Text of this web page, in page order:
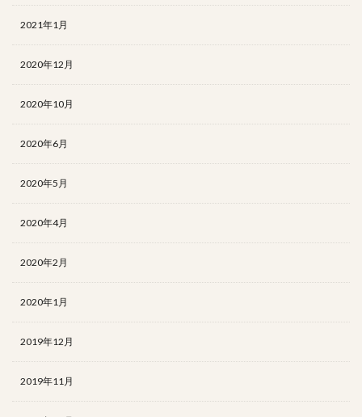
2021年1月
2020年12月
2020年10月
2020年6月
2020年5月
2020年4月
2020年2月
2020年1月
2019年12月
2019年11月